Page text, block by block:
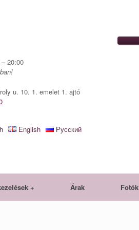
20:00
u. 10. 1. emelet 1. ajtó
English Русский
+ Árak Fotók